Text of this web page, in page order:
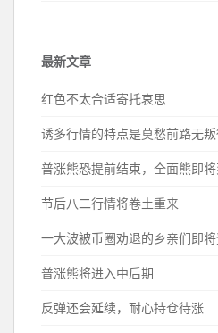
最新文章
红色不太合适寄托哀思
诱多行情的特点是莫愁前路无
普涨熊恐提前结束，全面熊即
节后八二行情将卷土重来
一大波被币圈劝退的乡亲们即
普涨熊将进入中后期
反弹还会延续，耐心持仓待涨